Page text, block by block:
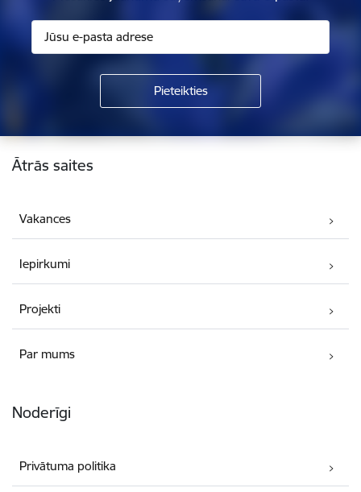
Kājene
Ātrās saites
Vakances
Iepirkumi
Projekti
Par mums
Noderīgi
Privātuma politika